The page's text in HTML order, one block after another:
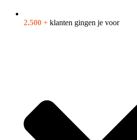
2.500 + klanten gingen je voor